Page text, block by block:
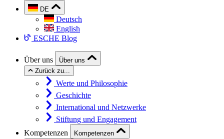
DE
Deutsch
English
ESCHE Blog
Über uns
Über uns
Zurück zu...
Werte und Philosophie
Geschichte
International und Netzwerke
Stiftung und Engagement
Kompetenzen
Kompetenzen